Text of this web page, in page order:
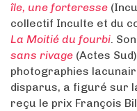
île, une forteresse
collectif Inculte et du
La Moitié du fourbi.
sans rivage (Actes
photographies
disparus, a figuré sur
reçu le prix François